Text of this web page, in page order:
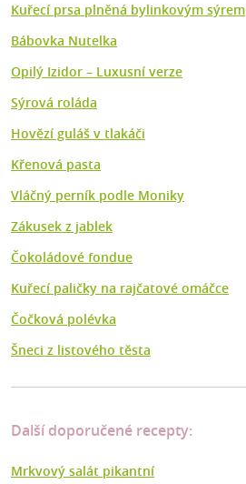
Kuřecí prsa plněná bylinkovým sýrem
Bábovka Nutelka
Opilý Izidor – Luxusní verze
Sýrová roláda
Hovězí guláš v tlakáči
Křenová pasta
Vláčný perník podle Moniky
Zákusek z jablek
Čokoládové fondue
Kuřecí paličky na rajčatové omáčce
Čočková polévka
Šneci z listového těsta
Další doporučené recepty:
Mrkvový salát pikantní